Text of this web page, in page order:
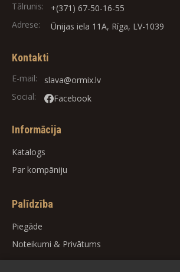
Tālrunis:
+(371) 67-50-16-55
Adrese:
Ūnijas iela 11A, Rīga, LV-1039
Kontakti
E-mail:
slava@ormix.lv
Social:
Facebook
Informācija
Katalogs
Par kompāniju
Palīdzība
Piegāde
Noteikumi & Privātums